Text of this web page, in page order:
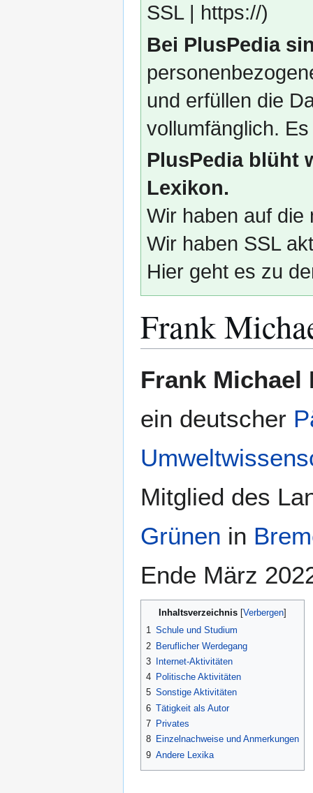
SSL | https://)
Bei PlusPedia
und erfüllen die
vollumfänglich.
PlusPedia blüht
Lexikon.
Wir haben auf die
Wir haben SSL
Hier geht es zu
Frank
Navigation
Suche
Frank Michael
ein deutscher
Mitglied des
Grünen in
Ende März
Inhaltsverzeichnis
1 Schule und Studium
2 Beruflicher Werdegang
3
Internet-Aktivitäten
4 Politische Aktivitäten
5 Sonstige Aktivitäten
6 Tätigkeit als Autor
7 Privates
8 Einzelnachweise und Anmerkungen
9 Andere Lexika